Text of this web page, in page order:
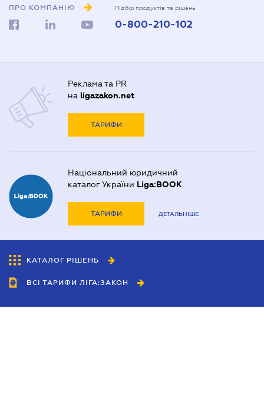
ПРО КОМПАНІЮ Підбір продуктів та рішень
0-800-210-102
Реклама та PR
на ligazakon.net
ТАРИФИ
Національний юридичний
каталог України Liga:BOOK
ТАРИФИ ДЕТАЛЬНІШЕ
КАТАЛОГ РІШЕНЬ
ВСІ ТАРИФИ ЛІГА:ЗАКОН